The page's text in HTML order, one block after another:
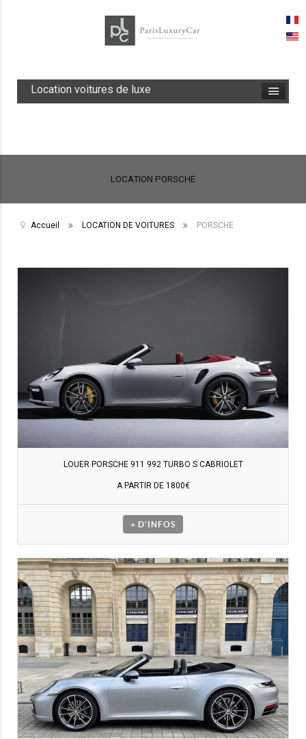
Location voitures de luxe
LOCATION PORSCHE
Accueil LOCATION DE VOITURES PORSCHE
LOUER PORSCHE 911 992 TURBO S CABRIOLET
A PARTIR DE 1800€
+ D'INFOS